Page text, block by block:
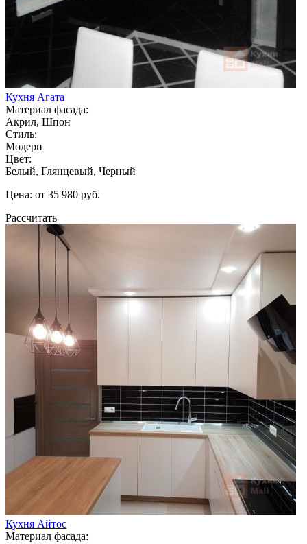
Кухня Агата
Материал фасада:
Акрил, Шпон
Стиль:
Модерн
Цвет:
Белый, Глянцевый, Черный
Цена: от 35 980 руб.
Рассчитать
Кухня Айтос
Материал фасада: